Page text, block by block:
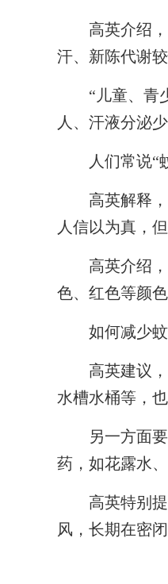
高英介绍，
汗、新陈代谢
“儿童、青少
人、汗液分泌
人们常说“蚊
高英解释，
人信以为真，
高英介绍，
色、红色等颜
如何减少
高英建议，
水槽水桶等，
另一方面要
药，如花露水
高英特别提
风，长期在密